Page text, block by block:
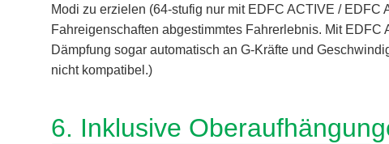
Modi zu erzielen (64-stufig nur mit EDFC ACTIVE / EDFC
Fahreigenschaften abgestimmtes Fahrerlebnis. Mit
Dämpfung sogar automatisch an G-Kräfte und
nicht kompatibel.)
6. Inklusive